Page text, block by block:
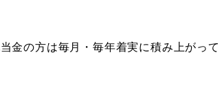
金の方は毎月・毎年着実に積み上がって